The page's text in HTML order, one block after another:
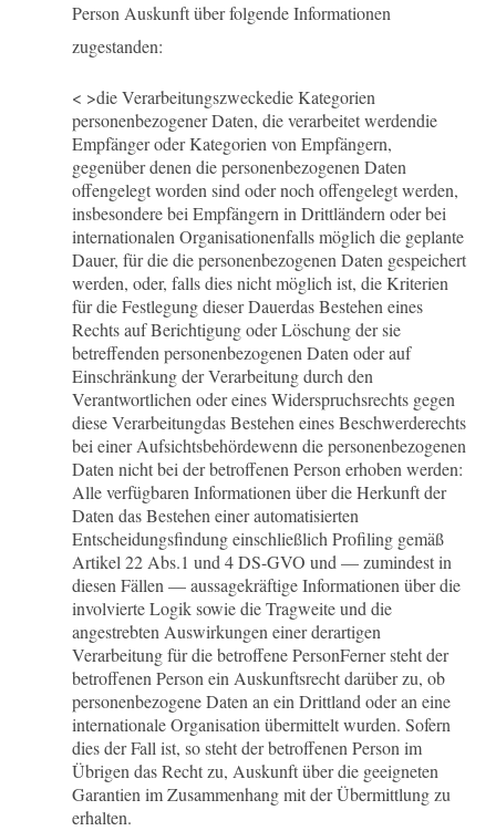
Person Auskunft über folgende Informationen
zugestanden:
< >die Verarbeitungszweckedie Kategorien
personenbezogener Daten, die verarbeitet werdendie
Empfänger oder Kategorien von Empfängern,
gegenüber denen die personenbezogenen Daten
offengelegt worden sind oder noch offengelegt werden,
insbesondere bei Empfängern in Drittländern oder bei
internationalen Organisationenfalls möglich die geplante
Dauer, für die die personenbezogenen Daten gespeichert
werden, oder, falls dies nicht möglich ist, die Kriterien
für die Festlegung dieser Dauerdas Bestehen eines
Rechts auf Berichtigung oder Löschung der sie
betreffenden personenbezogenen Daten oder auf
Einschränkung der Verarbeitung durch den
Verantwortlichen oder eines Widerspruchsrechts gegen
diese Verarbeitungdas Bestehen eines Beschwerderechts
bei einer Aufsichtsbehördewenn die personenbezogenen
Daten nicht bei der betroffenen Person erhoben werden:
Alle verfügbaren Informationen über die Herkunft der
Daten das Bestehen einer automatisierten
Entscheidungsfindung einschließlich Profiling gemäß
Artikel 22 Abs.1 und 4 DS-GVO und — zumindest in
diesen Fällen — aussagekräftige Informationen über die
involvierte Logik sowie die Tragweite und die
angestrebten Auswirkungen einer derartigen
Verarbeitung für die betroffene PersonFerner steht der
betroffenen Person ein Auskunftsrecht darüber zu, ob
personenbezogene Daten an ein Drittland oder an eine
internationale Organisation übermittelt wurden. Sofern
dies der Fall ist, so steht der betroffenen Person im
Übrigen das Recht zu, Auskunft über die geeigneten
Garantien im Zusammenhang mit der Übermittlung zu
erhalten.